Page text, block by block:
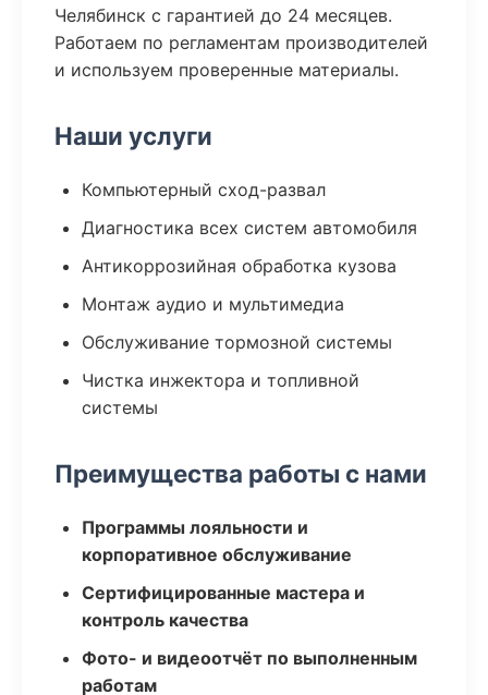
Челябинск с гарантией до 24 месяцев.
Работаем по регламентам производителей
и используем проверенные материалы.
Наши услуги
Компьютерный сход-развал
Диагностика всех систем автомобиля
Антикоррозийная обработка кузова
Монтаж аудио и мультимедиа
Обслуживание тормозной системы
Чистка инжектора и топливной
системы
Преимущества работы с нами
Программы лояльности и
корпоративное обслуживание
Сертифицированные мастера и
контроль качества
Фото- и видеоотчёт по выполненным
работам